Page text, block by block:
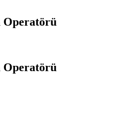
Operatörü
Operatörü